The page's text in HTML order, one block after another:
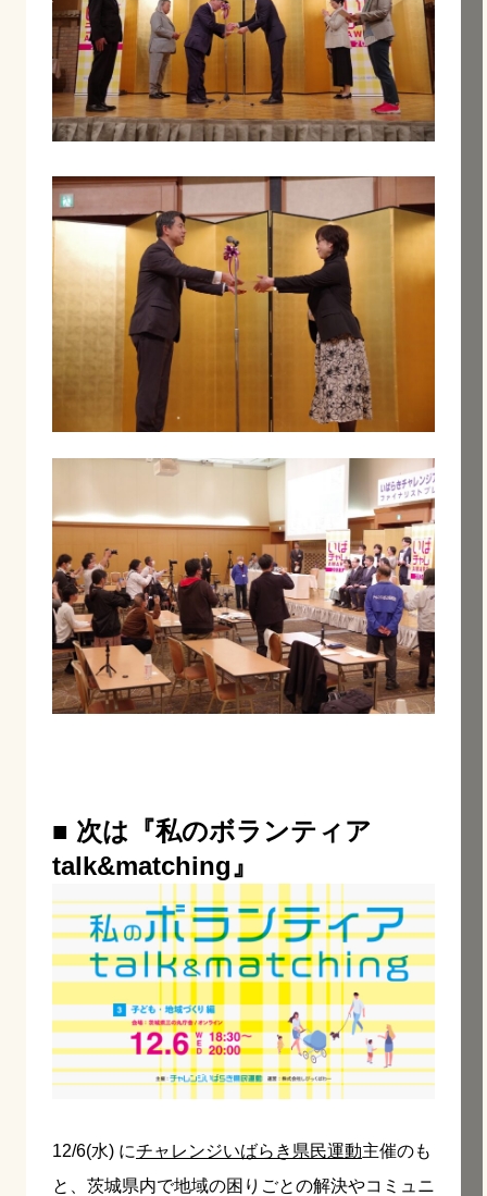
■ 次は『私のボランティア
talk&matching』
12/6(水) にチャレンジいばらき県民運動主催のも
と、茨城県内で地域の困りごとの解決やコミュニ